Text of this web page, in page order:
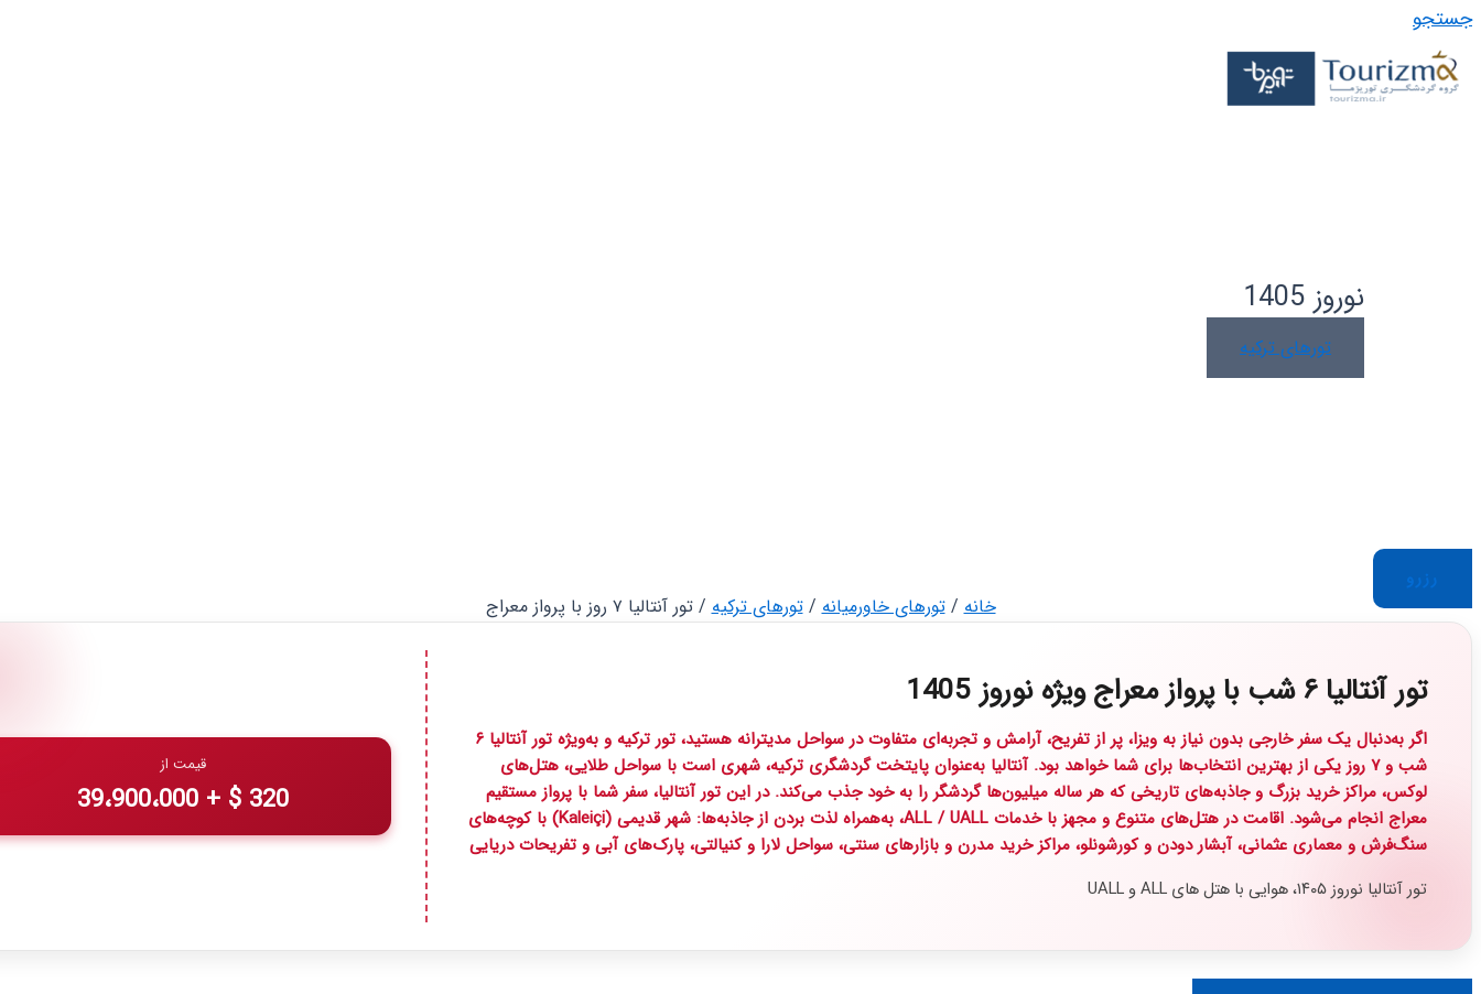
جستجو
نوروز 1405
تورهای ترکیه
رزرو
خانه/تورهای خاورمیانه/تورهای ترکیه/ تور آنتالیا ۷ روز با پرواز معراج
تور آنتالیا ۶ شب با پرواز معراج ویژه نوروز 1405
اگر به‌دنبال یک سفر خارجی بدون نیاز به ویزا، پر از تفریح، آرامش و تجربه‌ای متفاوت در سواحل مدیترانه هستید، تور ترکیه و به‌ویژه تور آنتالیا ۶
شب و ۷ روز یکی از بهترین انتخاب‌ها برای شما خواهد بود. آنتالیا به‌عنوان پایتخت گردشگری ترکیه، شهری است با سواحل طلایی، هتل‌های
لوکس، مراکز خرید بزرگ و جاذبه‌های تاریخی که هر ساله میلیون‌ها گردشگر را به خود جذب می‌کند. در این تور آنتالیا، سفر شما با پرواز مستقیم
معراج انجام می‌شود. اقامت در هتل‌های متنوع و مجهز با خدمات ALL / UALL، به‌همراه لذت بردن از جاذبه‌ها: شهر قدیمی (Kaleiçi) با کوچه‌های
سنگ‌فرش و معماری عثمانی، آبشار دودن و کورشونلو، مراکز خرید مدرن و بازارهای سنتی، سواحل لارا و کنیالتی، پارک‌های آبی و تفریحات دریایی
تور آنتالیا نوروز ۱۴۰۵، هوایی با هتل های ALL و UALL
قیمت از
320 $ + 39،900،000